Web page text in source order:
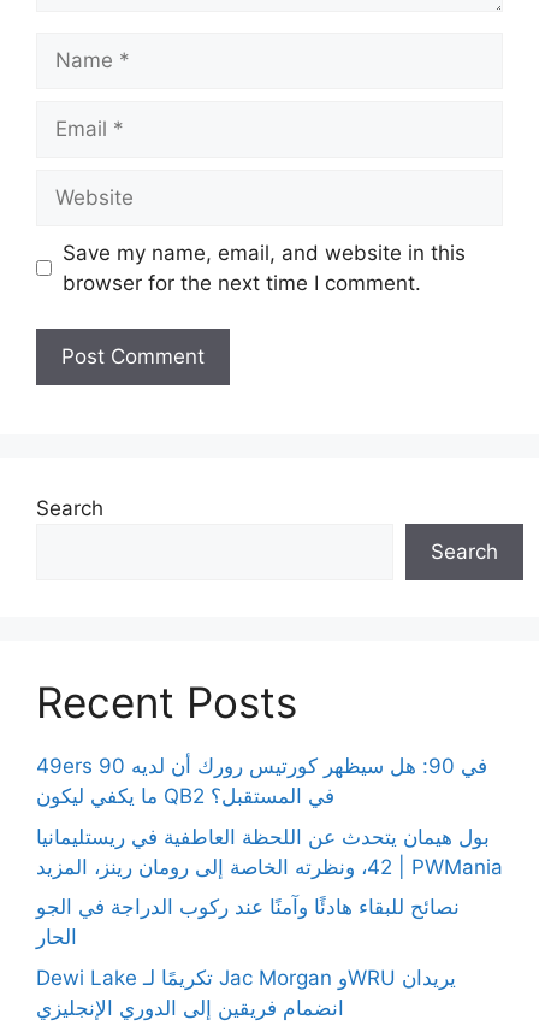
Save my name, email, and website in this
browser for the next time I comment.
Search
Search
Recent Posts
49ers 90 في 90: هل سيظهر كورتيس رورك أن لديه
ما يكفي ليكون QB2 في المستقبل؟
بول هيمان يتحدث عن اللحظة العاطفية في ريستليمانيا
42، ونظرته الخاصة إلى رومان رينز، المزيد | PWMania
نصائح للبقاء هادئًا وآمنًا عند ركوب الدراجة في الجو
الحار
Dewi Lake تكريمًا لـ Jac Morgan وWRU يريدان
انضمام فريقين إلى الدوري الإنجليزي